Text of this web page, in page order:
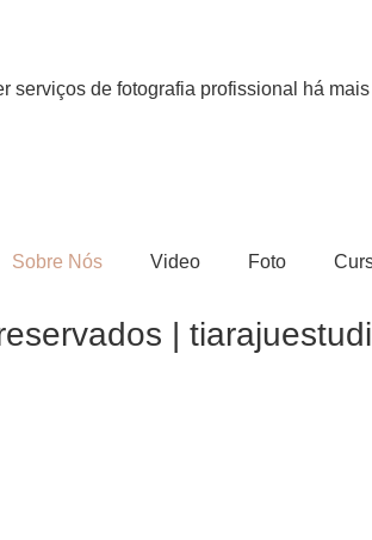
serviços de fotografia profissional há
Sobre Nós Video Foto
|